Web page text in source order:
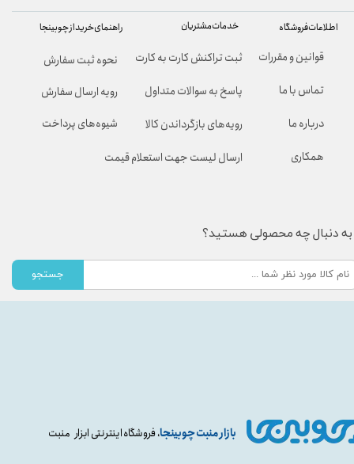
بازار منبت چوبینجا، فروشگاه اینترنتی ابزار منبت
راهنمای خرید از چوبینجا
نحوه ثبت سفارش
رویه ارسال سفارش
شیوه‌های پرداخت
خدمات مشتریان
ثبت تراکنش کارت به کارت
پاسخ به سوالات متداول
رویه‌های بازگرداندن کالا
ارسال لیست جهت استعلام قیمت
اطلاعات فروشگاه
قوانین و مقررات
تماس با ما
درباره ما
همکاری
به دنبال چه محصولی هستید؟
جستجو